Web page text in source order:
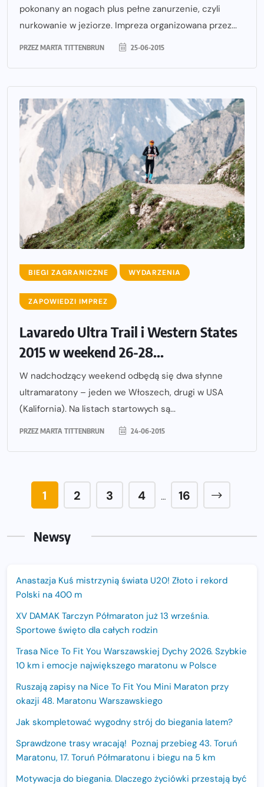
pokonany an nogach plus pełne zanurzenie, czyli
nurkowanie w jeziorze. Impreza organizowana przez...
PRZEZ MARTA TITTENBRUN 25-06-2015
BIEGI ZAGRANICZNE WYDARZENIA
ZAPOWIEDZI IMPREZ
Lavaredo Ultra Trail i Western States
2015 w weekend 26-28...
W nadchodzący weekend odbędą się dwa słynne
ultramaratony – jeden we Włoszech, drugi w USA
(Kalifornia). Na listach startowych są...
PRZEZ MARTA TITTENBRUN 24-06-2015
1 2 3 4 … 16
Newsy
Anastazja Kuś mistrzynią świata U20! Złoto i rekord
Polski na 400 m
XV DAMAK Tarczyn Półmaraton już 13 września.
Sportowe święto dla całych rodzin
Trasa Nice To Fit You Warszawskiej Dychy 2026. Szybkie
10 km i emocje największego maratonu w Polsce
Ruszają zapisy na Nice To Fit You Mini Maraton przy
okazji 48. Maratonu Warszawskiego
Jak skompletować wygodny strój do biegania latem?
Sprawdzone trasy wracają! Poznaj przebieg 43. Toruń
Maratonu, 17. Toruń Półmaratonu i biegu na 5 km
Motywacja do biegania. Dlaczego życiówki przestają być